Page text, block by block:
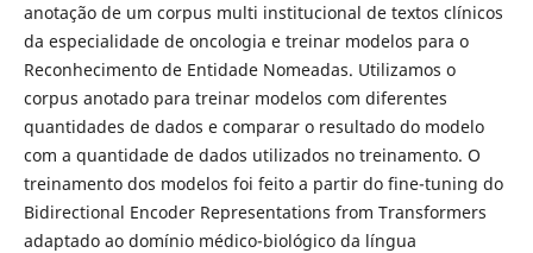
anotação de um corpus multi institucional de textos clínicos
da especialidade de oncologia e treinar modelos para o
Reconhecimento de Entidade Nomeadas. Utilizamos o
corpus anotado para treinar modelos com diferentes
quantidades de dados e comparar o resultado do modelo
com a quantidade de dados utilizados no treinamento. O
treinamento dos modelos foi feito a partir do fine-tuning do
Bidirectional Encoder Representations from Transformers
adaptado ao domínio médico-biológico da língua